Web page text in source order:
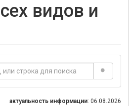
видов и
актуальность информации: 06.08.2026